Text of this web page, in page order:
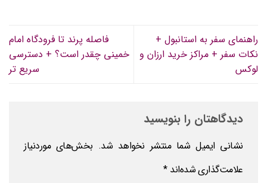
راهنمای سفر به استانبول +
نکات سفر + مراکز خرید ارزان و
لوکس
فاصله پرند تا فرودگاه امام
خمینی چقدر است؟ + دسترسی
سریع تر
دیدگاهتان را بنویسید
نشانی ایمیل شما منتشر نخواهد شد. بخش‌های موردنیاز
علامت‌گذاری شده‌اند*